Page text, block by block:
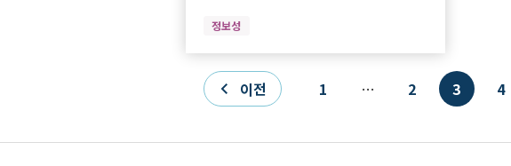
정보성
Pagination
Previous
이전
First
1 … Page
2
Current
3 4